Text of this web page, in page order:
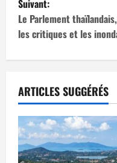
v
i
g
a
t
i
Suivant:
Le Parlement
les critiques et les
ARTICLES SUGGÉRÉS